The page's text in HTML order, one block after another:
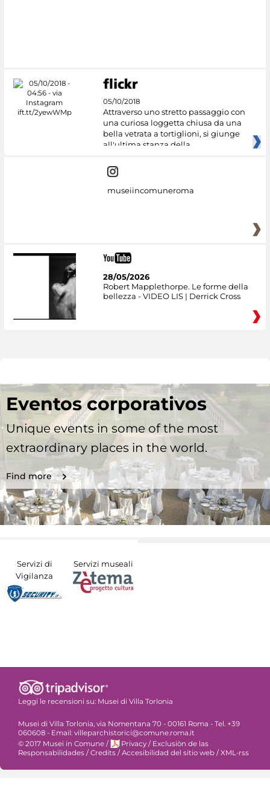
05/10/2018
Attraverso uno stretto passaggio con
una curiosa loggetta chiusa da una
bella vetrata a tortiglioni, si giunge
all'ultima stanza della
museiincomuneroma
28/05/2026
Robert Mapplethorpe. Le forme della
bellezza - VIDEO LIS | Derrick Cross
Eventos corporativos
Unique events in some of the most
extraordinary places in the world.
Find more
Servizi di
Vigilanza
Servizi museali
Leggi le recensioni su: Musei di Villa Torlonia
Musei di Villa Torlonia, via Nomentana 70 - 00161 Roma - Tel. +39
060608 - Email: villeparchistorici@comune.roma.it
© 2017 Musei in Comune / Privacy / Exclusiòn de las
Responsabilidades /Credits /Accesibilidad del sitio web /XML-rss